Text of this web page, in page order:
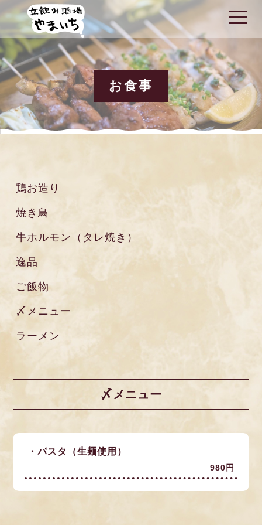
t
o
g
n
a
v
i
g
a
t
i
お食事
鶏お造り
焼き鳥
牛ホルモン（タレ焼き）
逸品
ご飯物
〆メニュー
ラーメン
〆メニュー
・パスタ（生麺使用）
980円